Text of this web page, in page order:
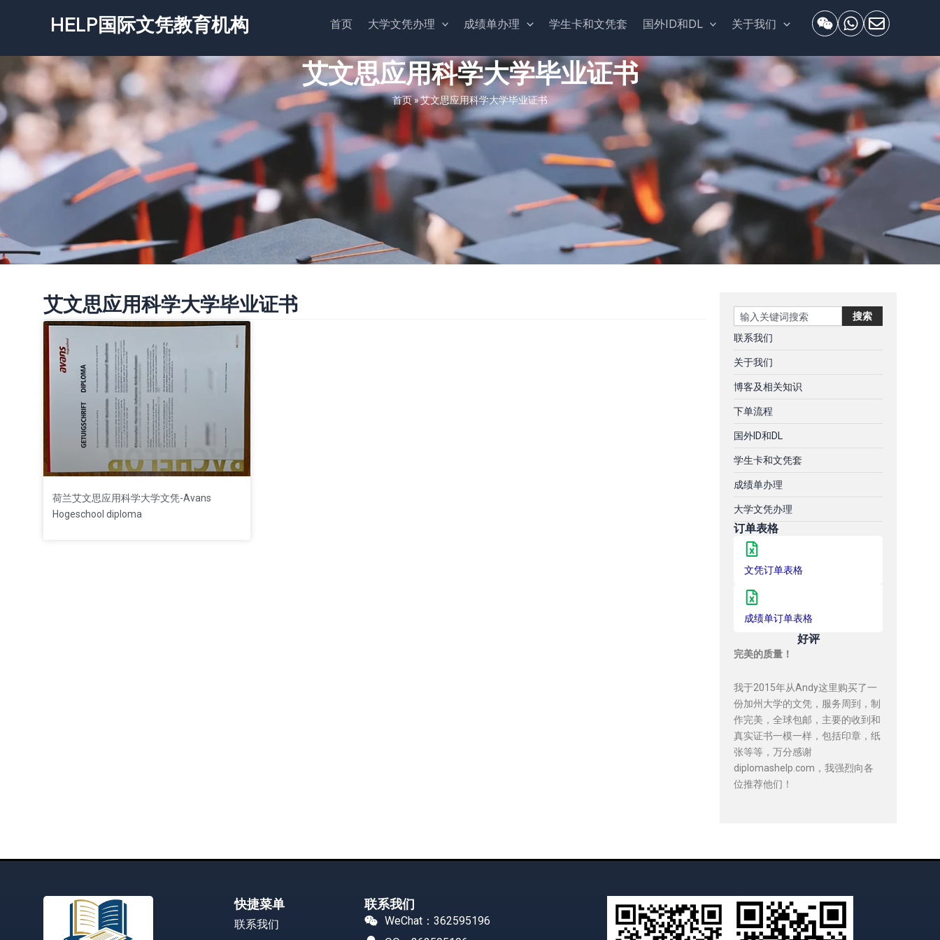
容
HELP国际文凭教育机构 首页 大学文凭办理 成绩单办理 学生卡和文凭套 国外ID和DL 关于我们
艾文思应用科学大学毕业证书
首页»艾文思应用科学大学毕业证书
艾文思应用科学大学毕业证书
荷兰艾文思应用科学大学文凭-Avans
Hogeschool diploma
Search 搜索
联系我们
关于我们
博客及相关知识
下单流程
国外ID和DL
学生卡和文凭套
成绩单办理
大学文凭办理
订单表格
文凭订单表格
成绩单订单表格
好评
完美的质量！
我于2015年从Andy这里购买了一
份加州大学的文凭，服务周到，制
作完美，全球包邮，主要的收到和
真实证书一模一样，包括印章，纸
张等等，万分感谢
diplomashelp.com，我强烈向各
位推荐他们！
快捷菜单
联系我们
联系我们
WeChat：362595196